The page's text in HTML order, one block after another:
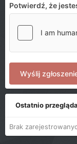
Potwierdź, że
Wyślij
Ostatnio
Brak